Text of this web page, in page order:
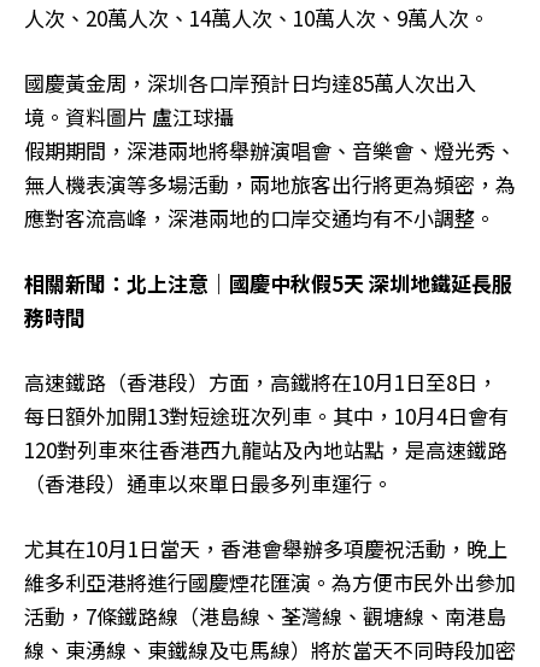
人次、20萬人次、14萬人次、10萬人次、9萬人次。
國慶黃金周，深圳各口岸預計日均達85萬人次出入
境。資料圖片 盧江球攝
假期期間，深港兩地將舉辦演唱會、音樂會、燈光秀、
無人機表演等多場活動，兩地旅客出行將更為頻密，為
應對客流高峰，深港兩地的口岸交通均有不小調整。
相關新聞：北上注意｜國慶中秋假5天 深圳地鐵延長服
務時間
高速鐵路（香港段）方面，高鐵將在10月1日至8日，
每日額外加開13對短途班次列車。其中，10月4日會有
120對列車來往香港西九龍站及內地站點，是高速鐵路
（香港段）通車以來單日最多列車運行。
尤其在10月1日當天，香港會舉辦多項慶祝活動，晚上
維多利亞港將進行國慶煙花匯演。為方便市民外出參加
活動，7條鐵路線（港島線、荃灣線、觀塘線、南港島
線、東湧線、東鐵線及屯馬線）將於當天不同時段加密